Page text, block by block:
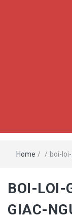
Home / / boi-
BOI-LOI-
GIAC-